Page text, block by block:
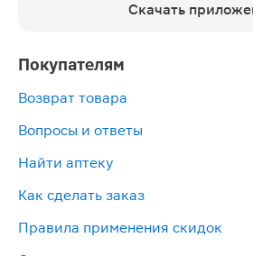
Скачать
Покупателям
Возврат товара
Вопросы и ответы
Найти аптеку
Как сделать заказ
Правила применения скидок